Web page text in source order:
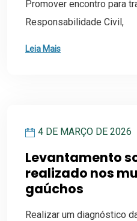
Promover encontro para
Responsabilidade Civil,
Leia Mais
4 DE MARÇO DE 2026
Levantamento
realizado nos
gaúchos
Realizar um diagnóstico